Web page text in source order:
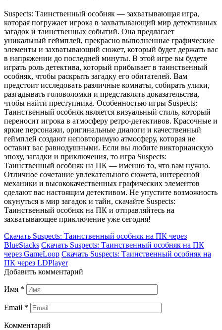
Suspects: Таинственный особняк — захватывающая игра,
которая погружает игрока в захватывающий мир детективных
загадок и таинственных событий. Она предлагает
уникальный геймплей, прекрасно выполненные графические
элементы и захватывающий сюжет, который будет держать вас
в напряжении до последней минуты. В этой игре вы будете
играть роль детектива, который прибывает в таинственный
особняк, чтобы раскрыть загадку его обитателей. Вам
предстоит исследовать различные комнаты, собирать улики,
разгадывать головоломки и представлять доказательства,
чтобы найти преступника. Особенностью игры Suspects:
Таинственный особняк является визуальный стиль, который
переносит игрока в атмосферу ретро-детективов. Красочные и
яркие персонажи, оригинальные диалоги и качественный
геймплей создают неповторимую атмосферу, которая не
оставит вас равнодушными. Если вы любите викторианскую
эпоху, загадки и приключения, то игра Suspects:
Таинственный особняк на ПК — именно то, что вам нужно.
Отличное сочетание увлекательного сюжета, интересной
механики и высококачественных графических элементов
сделают вас настоящим детективом. Не упустите возможность
окунуться в мир загадок и тайн, скачайте Suspects:
Таинственный особняк на ПК и отправляйтесь на
захватывающее приключение уже сегодня!
Скачать Suspects: Таинственный особняк на ПК через
BlueStacks Скачать Suspects: Таинственный особняк на ПК
через GameLoop Скачать Suspects: Таинственный особняк на
ПК через LDPlayer
Добавить комментарий
Имя *
Email *
Комментарий